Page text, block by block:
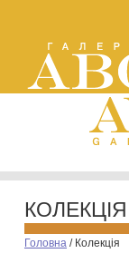
КОЛЕКЦІЯ
Головна / Колекція